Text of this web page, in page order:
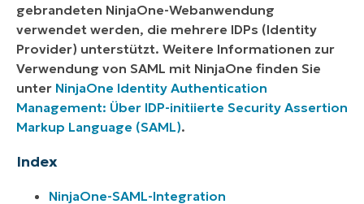
gebrandeten NinjaOne-Webanwendung
verwendet werden, die mehrere IDPs (Identity
Provider) unterstützt. Weitere Informationen zur
Verwendung von SAML mit NinjaOne finden Sie
unter NinjaOne Identity Authentication
Management: Über IDP-initiierte Security Assertion
Markup Language (SAML).
Index
NinjaOne-SAML-Integration